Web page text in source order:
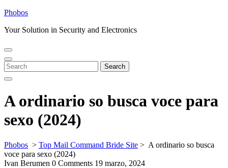
Skip
content
Phobos
Your Solution in Security and Electronics
Open
Menu
Close
Menu
Search
for:
Search
A ordinario so busca voce para
sexo (2024)
Phobos > Top Mail Command Bride Site > A ordinario so busca
voce para sexo (2024)
Ivan Berumen 0 Comments 19 marzo, 2024